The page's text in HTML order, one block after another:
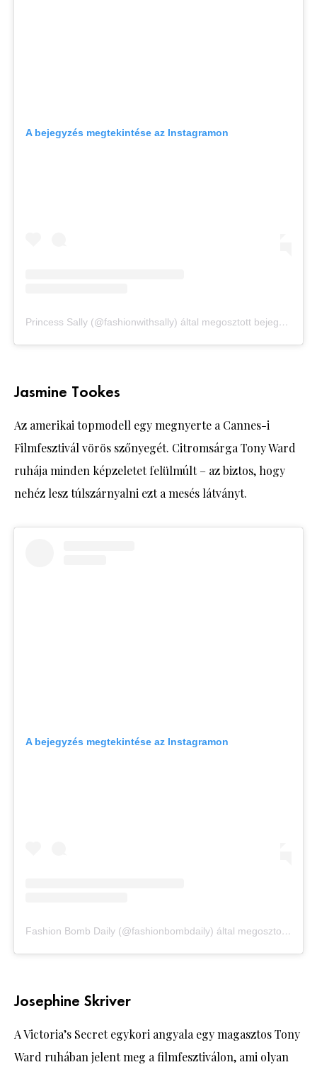
A bejegyzés megtekintése az Instagramon
Princess Sally (@fashionwithsally) által megosztott bejegyzés
Jasmine Tookes
Az amerikai topmodell egy megnyerte a Cannes-i
Filmfesztivál vörös szőnyegét. Citromsárga Tony Ward
ruhája minden képzeletet felülmúlt – az biztos, hogy
nehéz lesz túlszárnyalni ezt a mesés látványt.
A bejegyzés megtekintése az Instagramon
Fashion Bomb Daily (@fashionbombdaily) által megosztott bejegyzés
Josephine Skriver
A Victoria’s Secret egykori angyala egy magasztos Tony
Ward ruhában jelent meg a filmfesztiválon, ami olyan